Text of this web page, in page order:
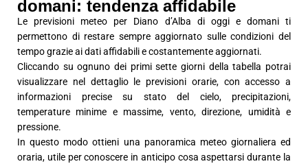
domani: tendenza affidabile
Le previsioni meteo per Diano d’Alba di oggi e domani ti
permettono di restare sempre aggiornato sulle condizioni del
tempo grazie ai dati affidabili e costantemente aggiornati.
Cliccando su ognuno dei primi sette giorni della tabella potrai
visualizzare nel dettaglio le previsioni orarie, con accesso a
informazioni precise su stato del cielo, precipitazioni,
temperature minime e massime, vento, direzione, umidità e
pressione.
In questo modo ottieni una panoramica meteo giornaliera ed
oraria, utile per conoscere in anticipo cosa aspettarsi durante la